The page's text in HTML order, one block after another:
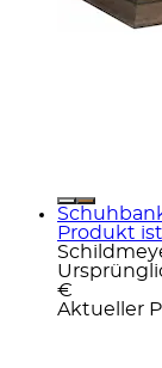
Produkt
€
Aktueller